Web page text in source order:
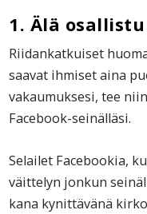
1. Älä
Riidankatkuiset
saavat ihmiset aina
vakaumuksesi, tee
Facebook-seinälläsi.
Selailet Facebookia,
väittelyn jonkun
kana kynittävänä